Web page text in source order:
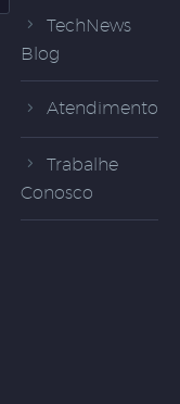
TechNews
Blog
Atendimento
Trabalhe
Conosco